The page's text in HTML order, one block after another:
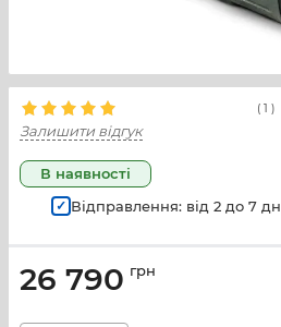
( 1 )
Залишити відгук
В наявності
Відправлення: від 2 до 7
26 790 грн